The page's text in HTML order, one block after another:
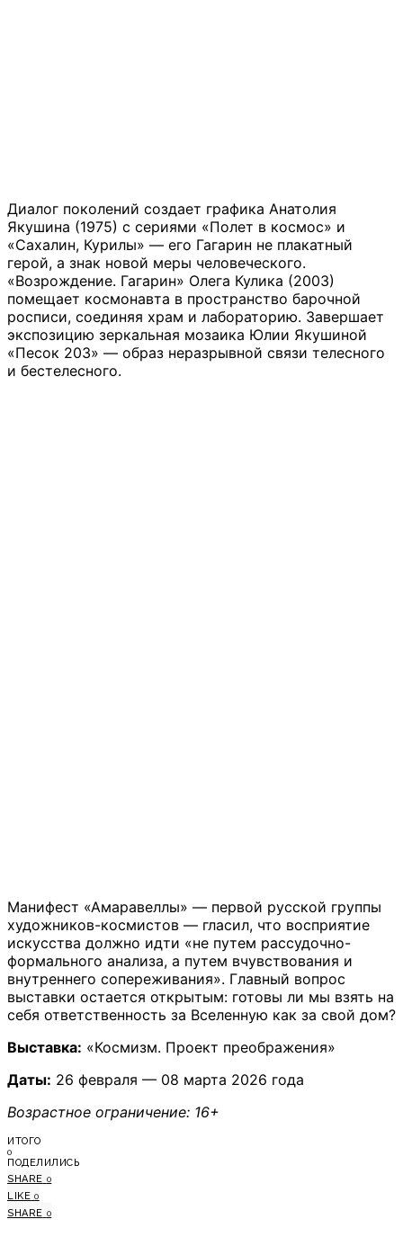
Диалог поколений создает графика Анатолия
Якушина (1975) с сериями «Полет в космос» и
«Сахалин, Курилы» — его Гагарин не плакатный
герой, а знак новой меры человеческого.
«Возрождение. Гагарин» Олега Кулика (2003)
помещает космонавта в пространство барочной
росписи, соединяя храм и лабораторию. Завершает
экспозицию зеркальная мозаика Юлии Якушиной
«Песок 203» — образ неразрывной связи телесного
и бестелесного.
Манифест «Амаравеллы» — первой русской группы
художников-космистов — гласил, что восприятие
искусства должно идти «не путем рассудочно-
формального анализа, а путем вчувствования и
внутреннего сопереживания». Главный вопрос
выставки остается открытым: готовы ли мы взять на
себя ответственность за Вселенную как за свой дом?
Выставка: «Космизм. Проект преображения»
Даты: 26 февраля — 08 марта 2026 года
Возрастное ограничение: 16+
ИТОГО
0
ПОДЕЛИЛИСЬ
SHARE 0
LIKE 0
SHARE 0